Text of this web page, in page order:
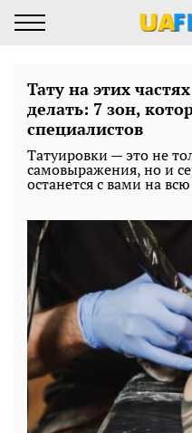
Тату на этих
делать: 7 зон,
специалистов
Татуировки — это не
самовыражения, но и
останется с вами на